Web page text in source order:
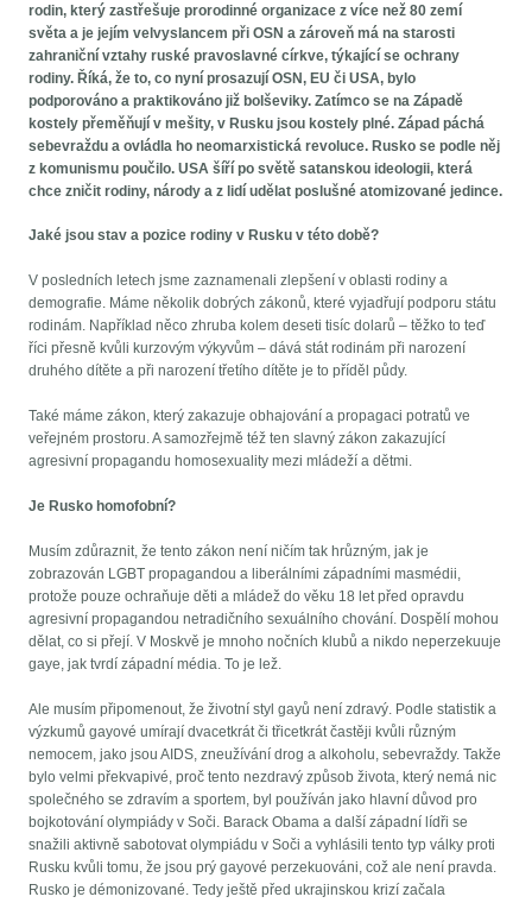
rodin, který zastřešuje prorodinné organizace z více než 80 zemí
světa a je jejím velvyslancem při OSN a zároveň má na starosti
zahraniční vztahy ruské pravoslavné církve, týkající se ochrany
rodiny. Říká, že to, co nyní prosazují OSN, EU či USA, bylo
podporováno a praktikováno již bolševiky. Zatímco se na Západě
kostely přeměňují v mešity, v Rusku jsou kostely plné. Západ páchá
sebevraždu a ovládla ho neomarxistická revoluce. Rusko se podle něj
z komunismu poučilo. USA šíří po světě satanskou ideologii, která
chce zničit rodiny, národy a z lidí udělat poslušné atomizované jedince.
Jaké jsou stav a pozice rodiny v Rusku v této době?
V posledních letech jsme zaznamenali zlepšení v oblasti rodiny a
demografie. Máme několik dobrých zákonů, které vyjadřují podporu státu
rodinám. Například něco zhruba kolem deseti tisíc dolarů – těžko to teď
říci přesně kvůli kurzovým výkyvům – dává stát rodinám při narození
druhého dítěte a při narození třetího dítěte je to příděl půdy.
Také máme zákon, který zakazuje obhajování a propagaci potratů ve
veřejném prostoru. A samozřejmě též ten slavný zákon zakazující
agresivní propagandu homosexuality mezi mládeží a dětmi.
Je Rusko homofobní?
Musím zdůraznit, že tento zákon není ničím tak hrůzným, jak je
zobrazován LGBT propagandou a liberálními západními masmédii,
protože pouze ochraňuje děti a mládež do věku 18 let před opravdu
agresivní propagandou netradičního sexuálního chování. Dospělí mohou
dělat, co si přejí. V Moskvě je mnoho nočních klubů a nikdo neperzekuuje
gaye, jak tvrdí západní média. To je lež.
Ale musím připomenout, že životní styl gayů není zdravý. Podle statistik a
výzkumů gayové umírají dvacetkrát či třicetkrát častěji kvůli různým
nemocem, jako jsou AIDS, zneužívání drog a alkoholu, sebevraždy. Takže
bylo velmi překvapivé, proč tento nezdravý způsob života, který nemá nic
společného se zdravím a sportem, byl používán jako hlavní důvod pro
bojkotování olympiády v Soči. Barack Obama a další západní lídři se
snažili aktivně sabotovat olympiádu v Soči a vyhlásili tento typ války proti
Rusku kvůli tomu, že jsou prý gayové perzekuováni, což ale není pravda.
Rusko je démonizované. Tedy ještě před ukrajinskou krizí začala